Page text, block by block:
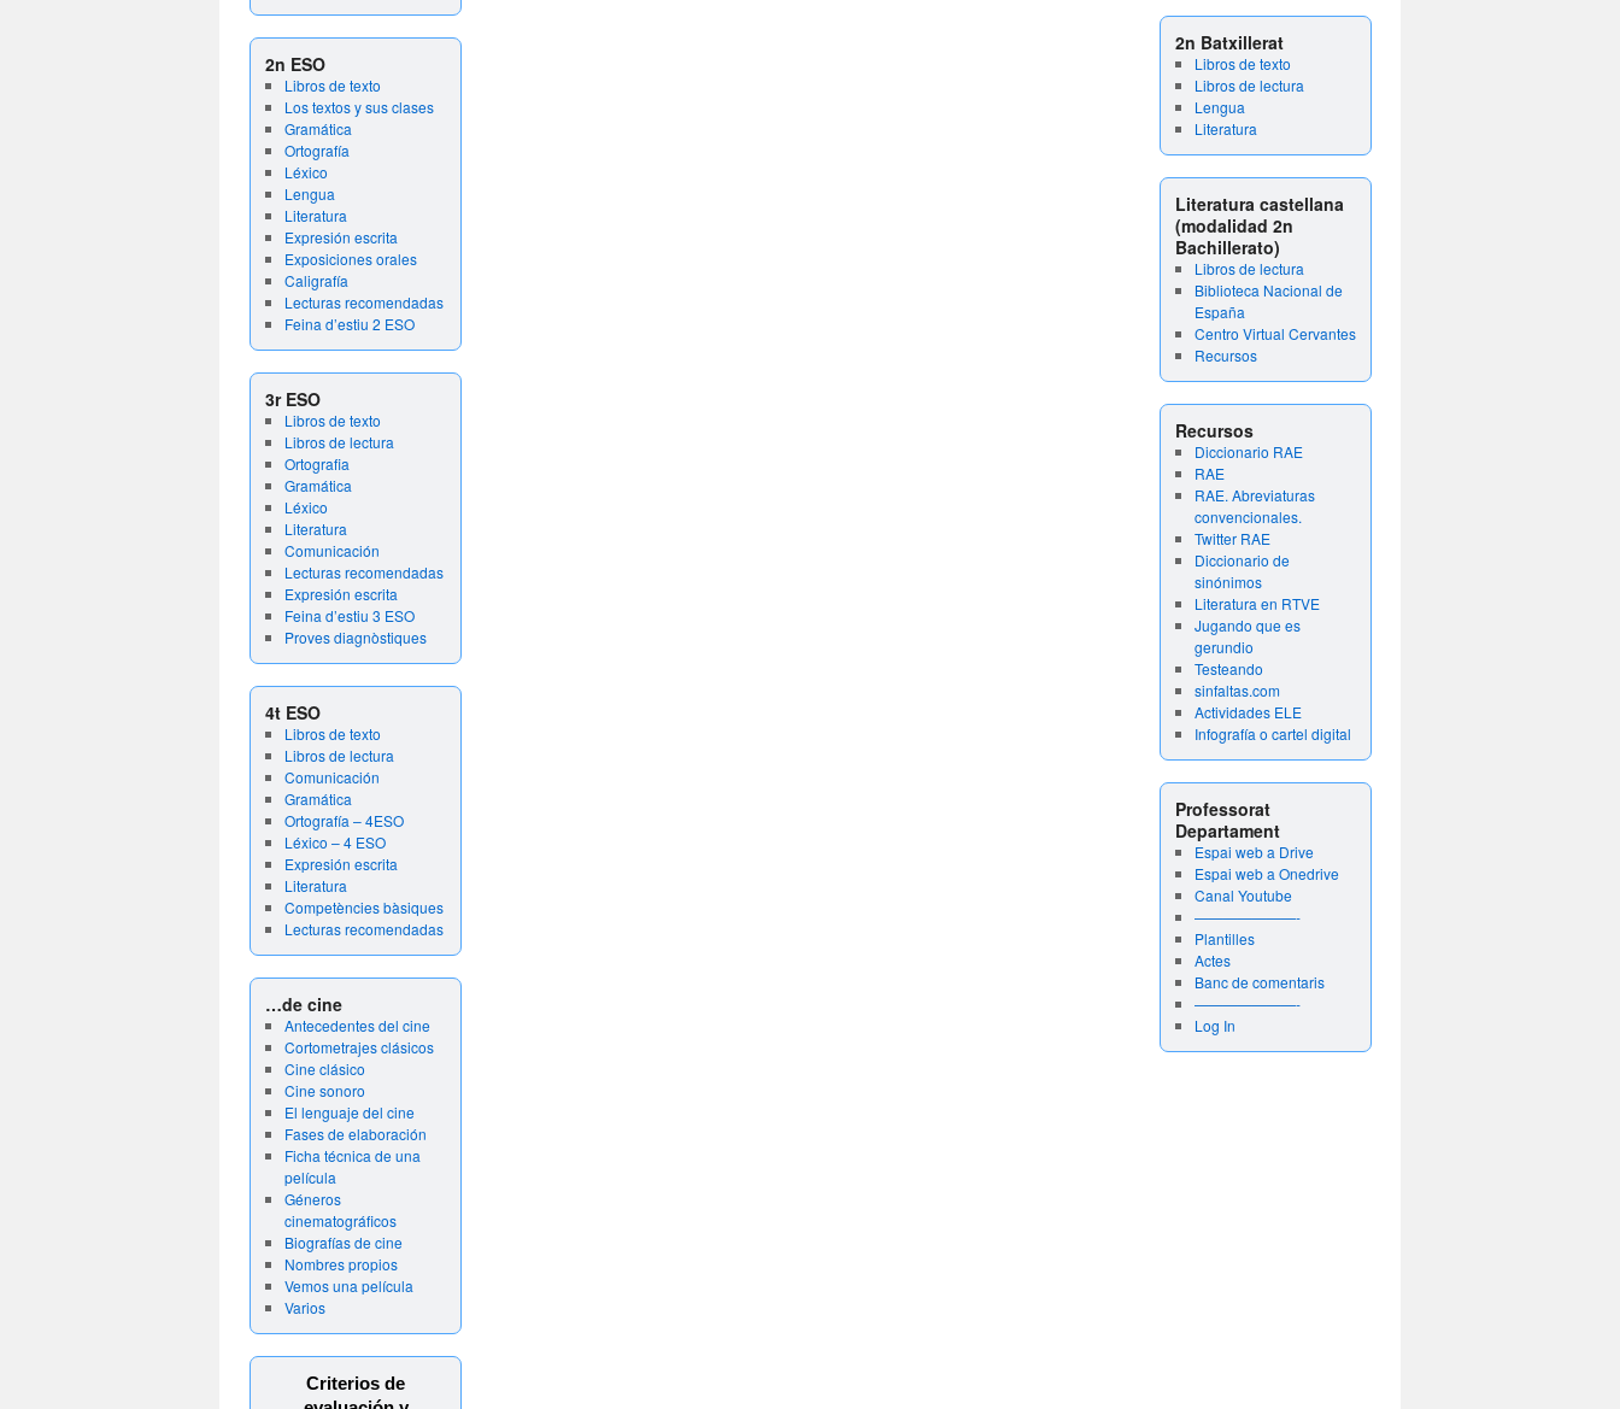
2n ESO
Libros de texto
Los textos y sus clases
Gramática
Ortografía
Léxico
Lengua
Literatura
Expresión escrita
Exposiciones orales
Caligrafía
Lecturas recomendadas
Feina d’estiu 2 ESO
3r ESO
Libros de texto
Libros de lectura
Ortografia
Gramática
Léxico
Literatura
Comunicación
Lecturas recomendadas
Expresión escrita
Feina d’estiu 3 ESO
Proves diagnòstiques
4t ESO
Libros de texto
Libros de lectura
Comunicación
Gramática
Ortografía – 4ESO
Léxico – 4 ESO
Expresión escrita
Literatura
Competències bàsiques
Lecturas recomendadas
…de cine
Antecedentes del cine
Cortometrajes clásicos
Cine clásico
Cine sonoro
El lenguaje del cine
Fases de elaboración
Ficha técnica de una
película
Géneros
cinematográficos
Biografías de cine
Nombres propios
Vemos una película
Varios
Criterios de
2n Batxillerat
Libros de texto
Libros de lectura
Lengua
Literatura
Literatura castellana
(modalidad 2n
Bachillerato)
Libros de lectura
Biblioteca Nacional de
España
Centro Virtual Cervantes
Recursos
Recursos
Diccionario RAE
RAE
RAE. Abreviaturas
convencionales.
Twitter RAE
Diccionario de
sinónimos
Literatura en RTVE
Jugando que es
gerundio
Testeando
sinfaltas.com
Actividades ELE
Infografía o cartel digital
Professorat
Departament
Espai web a Drive
Espai web a Onedrive
Canal Youtube
———————-
Plantilles
Actes
Banc de comentaris
———————-
Log In